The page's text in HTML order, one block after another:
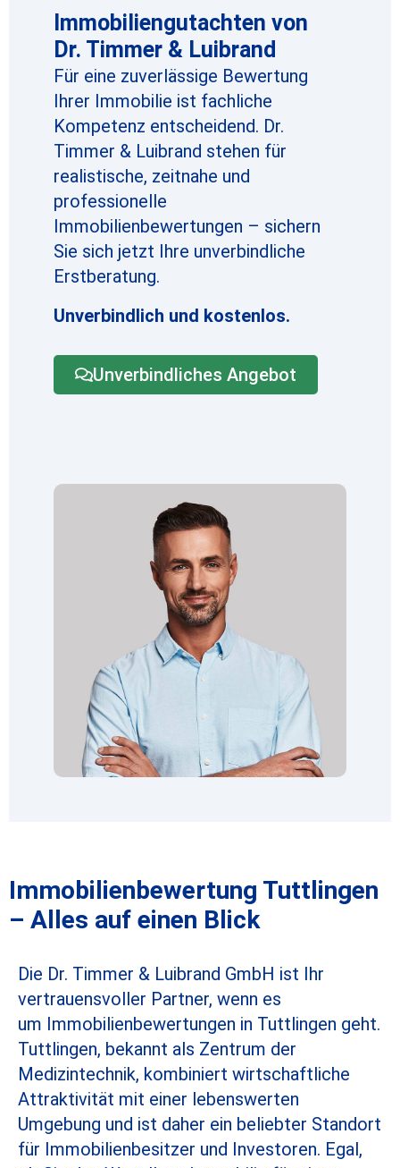
Immobiliengutachten von
Dr. Timmer & Luibrand
Für eine zuverlässige Bewertung
Ihrer Immobilie ist fachliche
Kompetenz entscheidend. Dr.
Timmer & Luibrand stehen für
realistische, zeitnahe und
professionelle
Immobilienbewertungen – sichern
Sie sich jetzt Ihre unverbindliche
Erstberatung.
Unverbindlich und kostenlos.
Unverbindliches Angebot
Immobilienbewertung Tuttlingen
– Alles auf einen Blick
Die Dr. Timmer & Luibrand GmbH ist Ihr
vertrauensvoller Partner, wenn es
um Immobilienbewertungen in Tuttlingen geht.
Tuttlingen, bekannt als Zentrum der
Medizintechnik, kombiniert wirtschaftliche
Attraktivität mit einer lebenswerten
Umgebung und ist daher ein beliebter Standort
für Immobilienbesitzer und Investoren. Egal,